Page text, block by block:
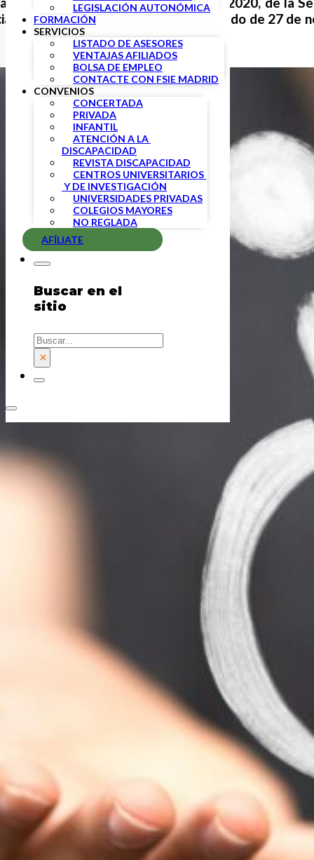
LEGISLACIÓN AUTONÓMICA
FORMACIÓN
SERVICIOS
LISTADO DE ASESORES
VENTAJAS AFILIADOS
BOLSA DE EMPLEO
CONTACTE CON FSIE MADRID
CONVENIOS
CONCERTADA
PRIVADA
INFANTIL
ATENCIÓN A LA
DISCAPACIDAD
REVISTA DISCAPACIDAD
CENTROS UNIVERSITARIOS
Y DE INVESTIGACIÓN
UNIVERSIDADES PRIVADAS
COLEGIOS MAYORES
NO REGLADA
AFÍLIATE
Buscar en el
sitio
Buscar
×
que modifica parcialmente el Acuerdo de 27